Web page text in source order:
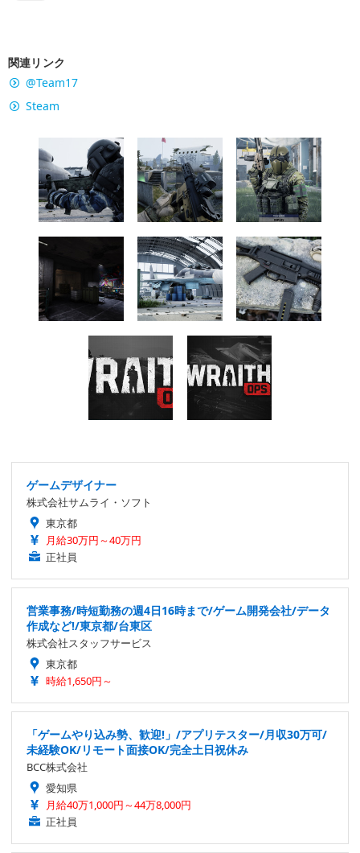
関連リンク
@Team17
Steam
ゲームデザイナー
株式会社サムライ・ソフト
東京都
月給30万円～40万円
正社員
営業事務/時短勤務の週4日16時まで/ゲーム開発会社/データ
作成など!/東京都/台東区
株式会社スタッフサービス
東京都
時給1,650円～
「ゲームやり込み勢、歓迎!」/アプリテスター/月収30万可/
未経験OK/リモート面接OK/完全土日祝休み
BCC株式会社
愛知県
月給40万1,000円～44万8,000円
正社員